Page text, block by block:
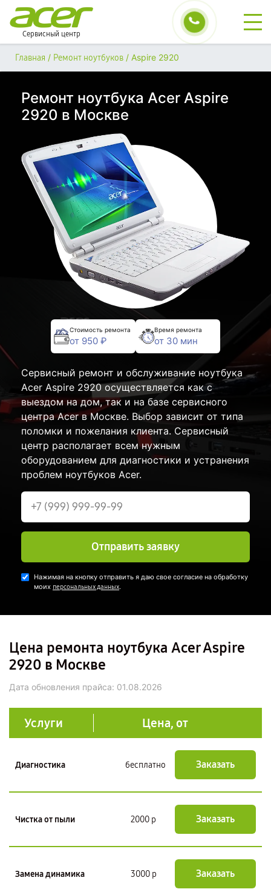
Сервисный центр
Главная / Ремонт ноутбуков / Aspire 2920
Ремонт ноутбука Acer Aspire
2920 в Москве
Стоимость ремонта
от 950 ₽
Время ремонта
от 30 мин
Сервисный ремонт и обслуживание ноутбука
Acer Aspire 2920 осуществляется как с
выездом на дом, так и на базе сервисного
центра Acer в Москве. Выбор зависит от типа
поломки и пожелания клиента. Сервисный
центр располагает всем нужным
оборудованием для диагностики и устранения
проблем ноутбуков Acer.
Отправить заявку
Нажимая на кнопку отправить я даю свое согласие на обработку
моих персональных данных.
Цена ремонта ноутбука Acer Aspire
2920 в Москве
Дата обновления прайса: 01.08.2026
Услуги Цена, от
Диагностика бесплатно Заказать
Чистка от пыли 2000 р Заказать
Замена динамика 3000 р Заказать